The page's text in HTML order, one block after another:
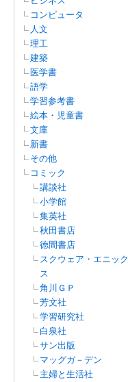
コンピュータ
人文
理工
建築
医学書
語学
学習参考書
絵本・児童書
文庫
新書
その他
コミック
講談社
小学館
集英社
秋田書店
徳間書店
スクウェア・エニック
ス
角川ＧＰ
芳文社
学習研究社
白泉社
サン出版
マッグガ－デン
主婦と生活社